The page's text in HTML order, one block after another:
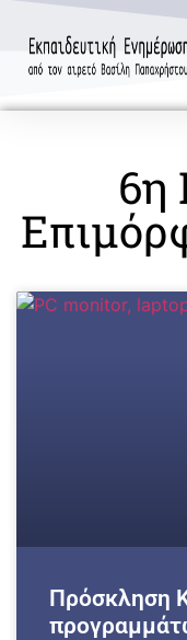
6η
Πρόσκληση